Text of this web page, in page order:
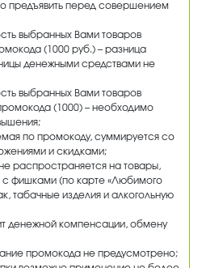
предъявить перед совершением
выбранных Вами товаров
(1000 руб.) – разница
денежными средствами не
выбранных Вами товаров
(1000) – необходимо
по промокоду, суммируется со
и скидками;
распространяется на товары,
с фишками (по карте «Любимого
табачные изделия и алкогольную
денежной компенсации, обмену
промокода не предусмотрено;